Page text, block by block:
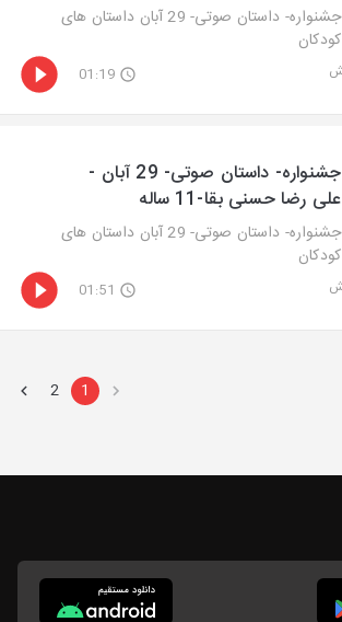
جشنواره- داستان صوتی- 29 آبان داستان های
کودکان
01:19
جشنواره- داستان صوتی- 29 آبان -
علی رضا حسنی بقا-11 ساله
جشنواره- داستان صوتی- 29 آبان داستان های
کودکان
01:51
1
2